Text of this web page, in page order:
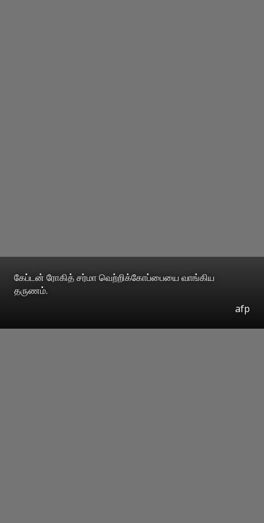
கேப்டன் ரோகித் சர்மா வெற்றிக்கோப்பையை வாங்கிய
தருணம்.
afp